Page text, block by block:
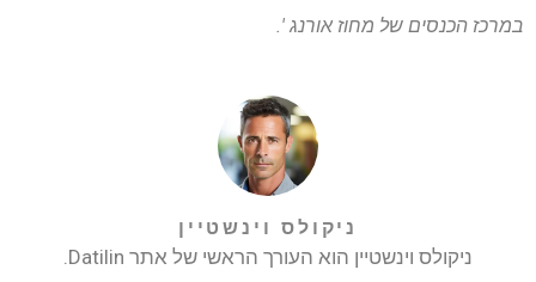
במרכז הכנסים של מחוז אורנג '.
ניקולס וינשטיין
ניקולס וינשטיין הוא העורך הראשי של אתר Datilin.